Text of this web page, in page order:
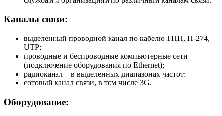
Каналы связи:
выделенный проводной канал по кабелю ТПП, П-274,
UTP;
проводные и беспроводные компьютерные сети
(подключение оборудования по Ethernet);
радиоканал – в выделенных диапазонах частот;
сотовый канал связи, в том числе 3G.
Оборудование: